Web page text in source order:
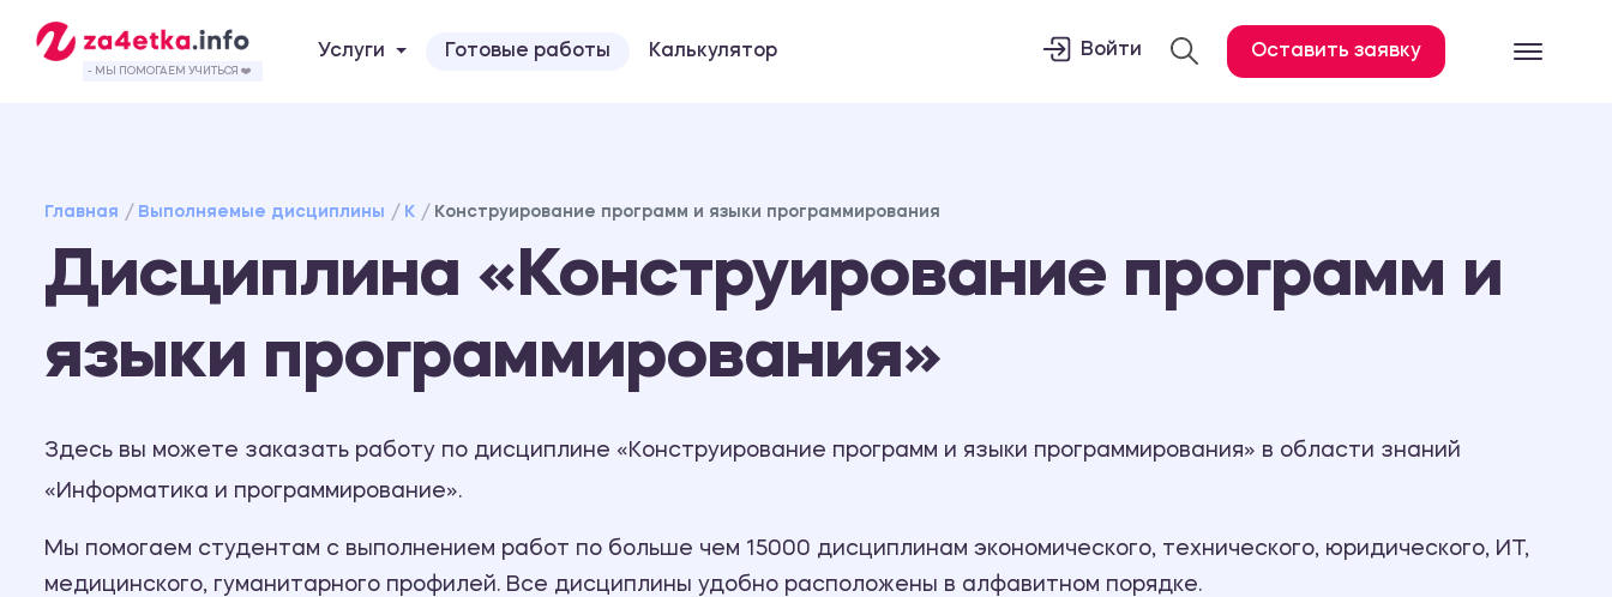
Курсовая работа
Ответы на билеты
- МЫ ПОМОГАЕМ УЧИТЬСЯ ❤️
Услуги Готовые работы Калькулятор Войти Оставить заявку
Главная Выполняемые дисциплины К Конструирование программ и языки программирования
Дисциплина «Конструирование программ и
языки программирования»
Здесь вы можете заказать работу по дисциплине «Конструирование программ и языки программирования» в области знаний
«Информатика и программирование».
Мы помогаем студентам с выполнением работ по больше чем 15000 дисциплинам экономического, технического, юридического, ИТ,
медицинского, гуманитарного профилей. Все дисциплины удобно расположены в алфавитном порядке.